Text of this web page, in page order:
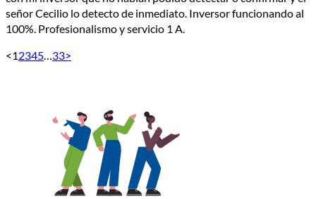
señor Cecilio lo detecto de inmediato. Inversor funcionando al
100%. Profesionalismo y servicio 1 A.
<12345…33>